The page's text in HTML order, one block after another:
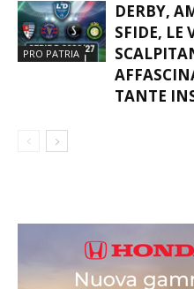
PRO PATRIA
DERBY,
SFIDE, LE
TANTE